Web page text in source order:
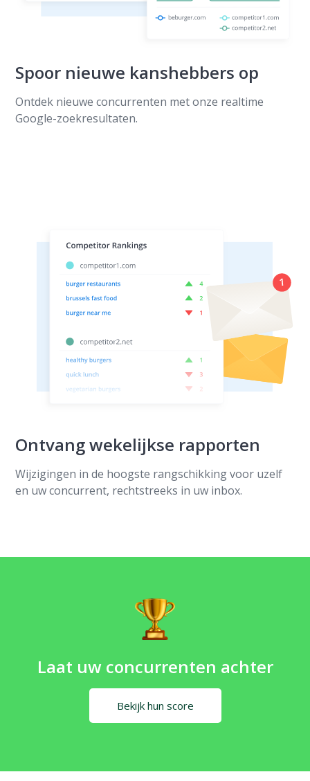
Spoor nieuwe kanshebbers op
Ontdek nieuwe concurrenten met onze realtime
Google-zoekresultaten.
Ontvang wekelijkse rapporten
Wijzigingen in de hoogste rangschikking voor uzelf
en uw concurrent, rechtstreeks in uw inbox.
Laat uw concurrenten achter
Bekijk hun score